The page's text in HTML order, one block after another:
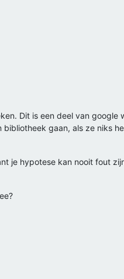
Dit is een deel van
gaan, als ze niks
je hypotese kan nooit fout